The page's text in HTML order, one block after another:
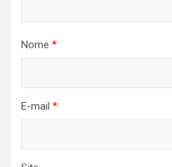
Nome *
E-mail *